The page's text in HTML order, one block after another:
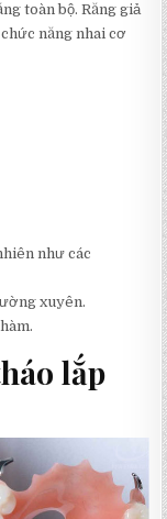
toàn bộ. Răng giả
năng nhai cơ
như các
xuyên.
lắp